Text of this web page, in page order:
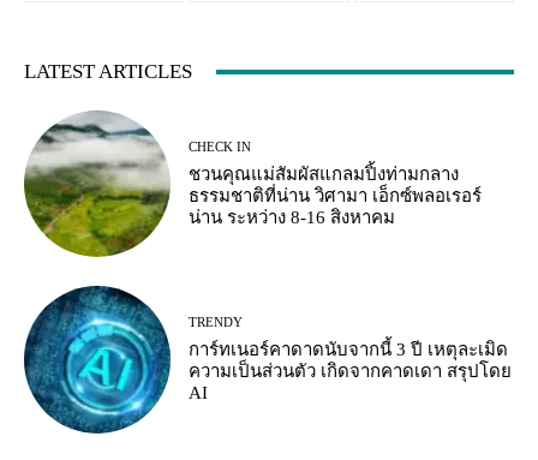
LATEST ARTICLES
CHECK IN
ชวนคุณแม่สัมผัสแกลมปิ้งท่ามกลาง
ธรรมชาติที่น่าน วิศามา เอ็กซ์พลอเรอร์
น่าน ระหว่าง 8-16 สิงหาคม
TRENDY
การ์ทเนอร์คาดาดนับจากนี้ 3 ปี เหตุละเมิด
ความเป็นส่วนตัว เกิดจากคาดเดา สรุปโดย
AI